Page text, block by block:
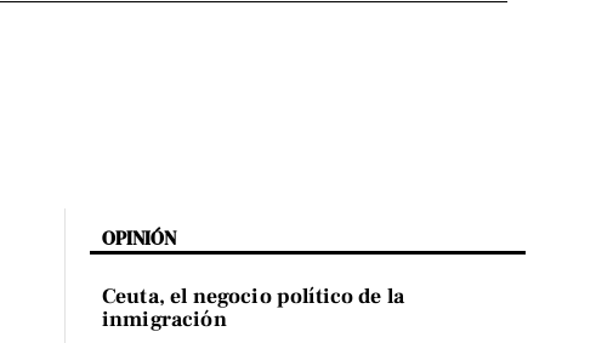
OPINIÓN
Ceuta, el negocio político de la
inmigración